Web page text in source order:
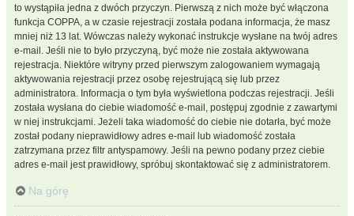
to wystąpiła jedna z dwóch przyczyn. Pierwszą z nich może być włączona
funkcja COPPA, a w czasie rejestracji została podana informacja, że masz
mniej niż 13 lat. Wówczas należy wykonać instrukcje wysłane na twój adres
e-mail. Jeśli nie to było przyczyną, być może nie została aktywowana
rejestracja. Niektóre witryny przed pierwszym zalogowaniem wymagają
aktywowania rejestracji przez osobę rejestrującą się lub przez
administratora. Informacja o tym była wyświetlona podczas rejestracji. Jeśli
została wysłana do ciebie wiadomość e-mail, postępuj zgodnie z zawartymi
w niej instrukcjami. Jeżeli taka wiadomość do ciebie nie dotarła, być może
został podany nieprawidłowy adres e-mail lub wiadomość została
zatrzymana przez filtr antyspamowy. Jeśli na pewno podany przez ciebie
adres e-mail jest prawidłowy, spróbuj skontaktować się z administratorem.
Na górę